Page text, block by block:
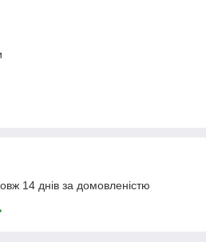
14 днів за домовленістю